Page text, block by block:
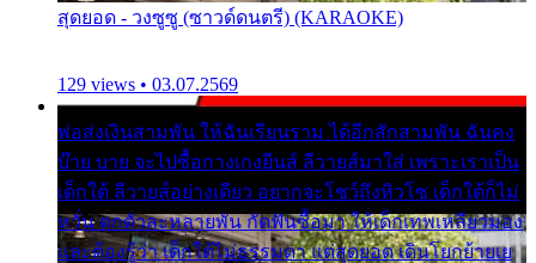
สุดยอด - วงซูซู (ซาวด์ดนตรี) (KARAOKE)
129 views • 03.07.2569
พ่อส่งเงินสามพัน ให้ฉันเรียนราม ได้อีกสักสามพัน ฉันคง
บ๊าย บาย จะไปซื้อกางเกงยีนส์ ลีวายส์มาใส่ เพราะเราเป็น
เด็กใต้ ลีวายส์อย่างเดียว อยากจะโชว์ถึงหิวโซ เด็กใต้ก็ไม่
หวั่น ตกตัวละหลายพัน กัดฟันซื้อมา ให้เด็กเทพเหลียวมอง
และต้องรู้ว่า เด็กใต้ไม่ธรรมดา แต่สุดยอด เดินโยกย้ายเย